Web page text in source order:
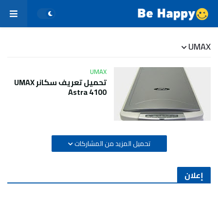
UMAX
UMAX
تحميل تعريف سكانر UMAX
Astra 4100
تحميل المزيد من المشاركات
إعلان